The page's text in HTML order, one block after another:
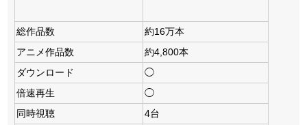
総作品数
約16万本
アニメ作品数
約4,800本
ダウンロード
◯
倍速再生
◯
同時視聴
4台